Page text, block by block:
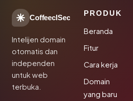
CoffeeclSec
Intelijen domain
otomatis dan
independen
untuk web
terbuka.
PRODUK
Beranda
Fitur
Cara kerja
Domain
yang baru